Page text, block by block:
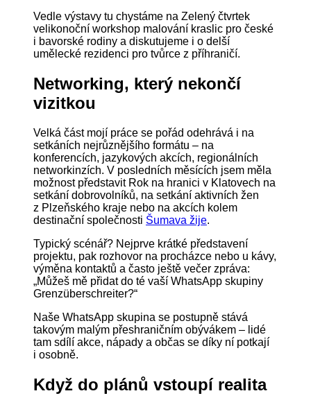
Vedle výstavy tu chystáme na Zelený čtvrtek
velikonoční workshop malování kraslic pro české
i bavorské rodiny a diskutujeme i o delší
umělecké rezidenci pro tvůrce z příhraničí.
Networking, který nekončí
vizitkou
Velká část mojí práce se pořád odehrává i na
setkáních nejrůznějšího formátu – na
konferencích, jazykových akcích, regionálních
networkinzích. V posledních měsících jsem měla
možnost představit Rok na hranici v Klatovech na
setkání dobrovolníků, na setkání aktivních žen
z Plzeňského kraje nebo na akcích kolem
destinační společnosti Šumava žije.
Typický scénář? Nejprve krátké představení
projektu, pak rozhovor na procházce nebo u kávy,
výměna kontaktů a často ještě večer zpráva:
„Můžeš mě přidat do té vaší WhatsApp skupiny
Grenzüberschreiter?“
Naše WhatsApp skupina se postupně stává
takovým malým přeshraničním obývákem – lidé
tam sdílí akce, nápady a občas se díky ní potkají
i osobně.
Když do plánů vstoupí realita